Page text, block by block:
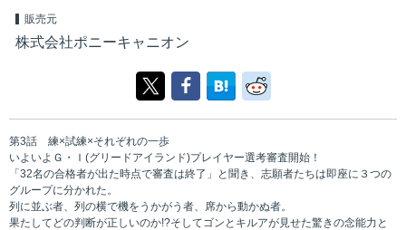
販売元
株式会社ポニーキャニオン
第3話 練×試練×それぞれの一歩
いよいよＧ・Ｉ(グリードアイランド)プレイヤー選考審査開始！
「32名の合格者が出た時点で審査は終了」と聞き、志願者たちは即座に３つの
グループに分かれた。
列に並ぶ者、列の横で機をうかがう者、席から動かぬ者。
果たしてどの判断が正しいのか!?そしてゴンとキルアが見せた驚きの念能力と